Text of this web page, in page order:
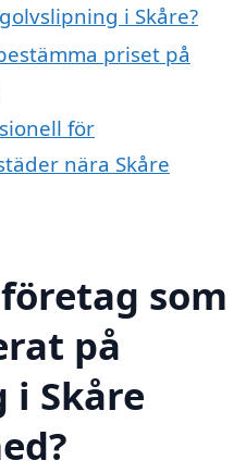
i Skåre?
priset på
för
nära Skåre
som
på
Skåre